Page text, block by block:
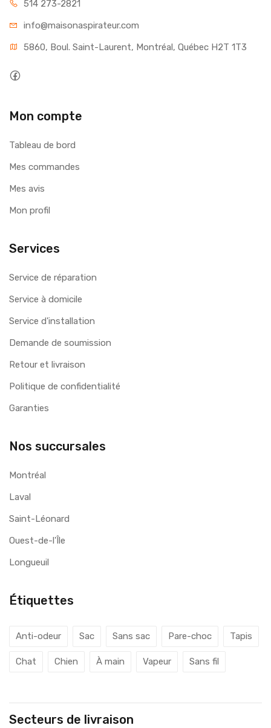
514 273-2821
info@maisonaspirateur.com
5860, Boul. Saint-Laurent, Montréal, Québec H2T 1T3
Mon compte
Tableau de bord
Mes commandes
Mes avis
Mon profil
Services
Service de réparation
Service à domicile
Service d'installation
Demande de soumission
Retour et livraison
Politique de confidentialité
Garanties
Nos succursales
Montréal
Laval
Saint-Léonard
Ouest-de-l'Île
Longueuil
Étiquettes
Anti-odeur Sac Sans sac Pare-choc Tapis
Chat Chien À main Vapeur Sans fil
Secteurs de livraison